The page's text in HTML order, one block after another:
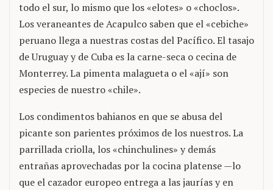
todo el sur, lo mismo que los «elotes» o «choclos».
Los veraneantes de Acapulco saben que el «cebiche»
peruano llega a nuestras costas del Pacífico. El tasajo
de Uruguay y de Cuba es la carne-seca o cecina de
Monterrey. La pimenta malagueta o el «ají» son
especies de nuestro «chile».
Los condimentos bahianos en que se abusa del
picante son parientes próximos de los nuestros. La
parrillada criolla, los «chinchulines» y demás
entrañas aprovechadas por la cocina platense —lo
que el cazador europeo entrega a las jaurías y en